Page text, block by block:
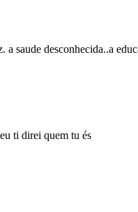
a saude desconhecida..a
ti direi quem tu és